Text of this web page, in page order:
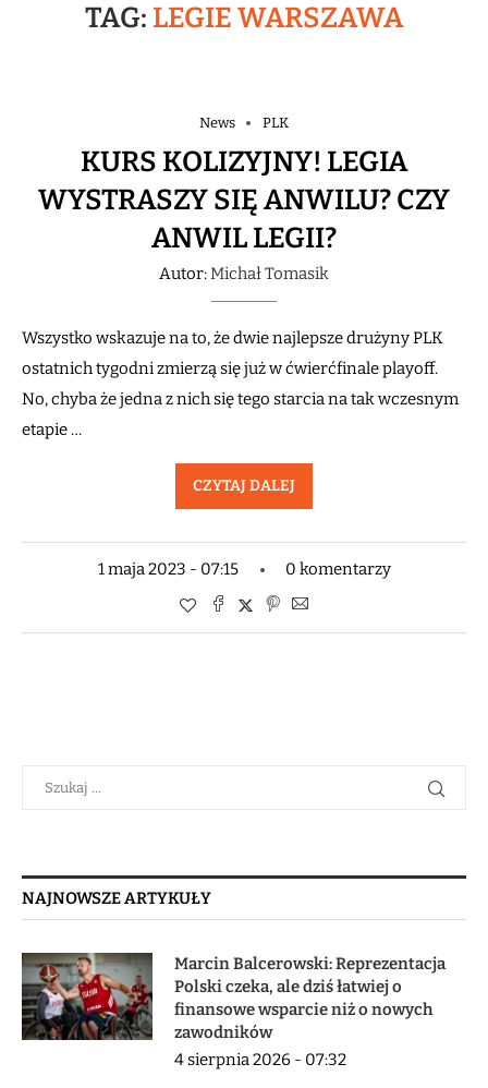
TAG: LEGIE WARSZAWA
News PLK
KURS KOLIZYJNY! LEGIA
WYSTRASZY SIĘ ANWILU? CZY
ANWIL LEGII?
Autor:Michał Tomasik
Wszystko wskazuje na to, że dwie najlepsze drużyny PLK
ostatnich tygodni zmierzą się już w ćwierćfinale playoff.
No, chyba że jedna z nich się tego starcia na tak wczesnym
etapie …
CZYTAJ DALEJ
1 maja 2023 - 07:15 0 komentarzy
NAJNOWSZE ARTYKUŁY
Marcin Balcerowski: Reprezentacja
Polski czeka, ale dziś łatwiej o
finansowe wsparcie niż o nowych
zawodników
4 sierpnia 2026 - 07:32